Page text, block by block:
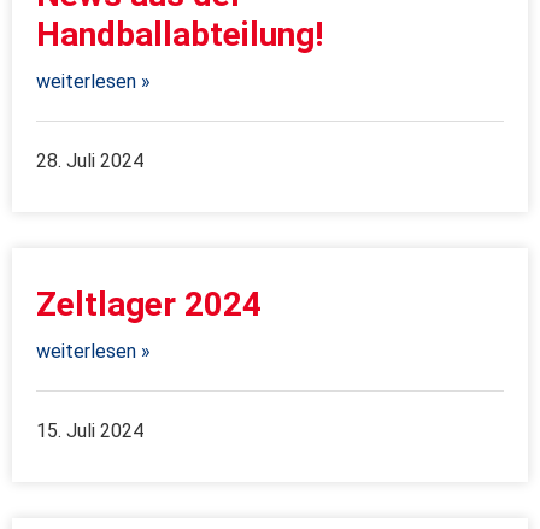
Handballabteilung!
weiterlesen »
28. Juli 2024
Zeltlager 2024
weiterlesen »
15. Juli 2024